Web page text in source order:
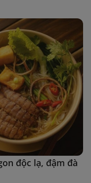
độc lạ, đậm đà